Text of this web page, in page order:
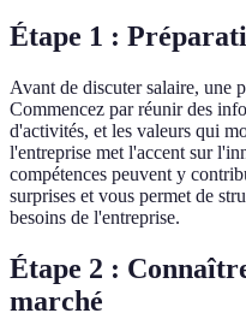
Étape 1 :
Avant de discuter salaire, une
Commencez par réunir des
d'activités, et les valeurs qui
l'entreprise met l'accent sur
compétences peuvent y
surprises et vous permet de
besoins de l'entreprise.
Étape 2 :
marché